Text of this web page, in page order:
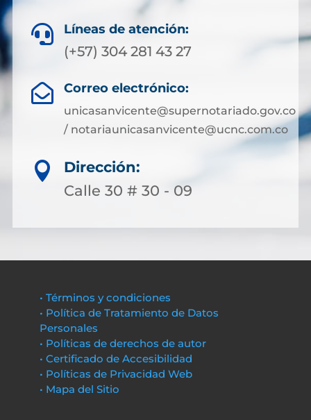
 Líneas de atención:
(+57) 304 281 43 27
 Correo electrónico:
unicasanvicente@supernotariado.gov.co
/ notariaunicasanvicente@ucnc.com.co

Dirección:
Calle 30 # 30 - 09
• Términos y condiciones
• Política de Tratamiento de Datos
Personales
• Políticas de derechos de autor
• Certificado de Accesibilidad
• Políticas de Privacidad Web
• Mapa del Sitio